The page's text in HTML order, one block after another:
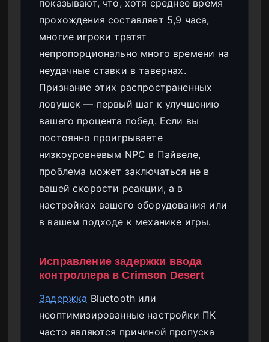
показывают, что, хотя среднее время
прохождения составляет 5,9 часа,
многие игроки тратят
непропорционально много времени на
неудачные ставки в тавернах.
Признание этих распространенных
ловушек — первый шаг к улучшению
вашего процента побед. Если вы
постоянно проигрываете
низкоуровневым NPC в Пайвеле,
проблема может заключаться не в
вашей скорости реакции, а в
настройках вашего оборудования или
в вашем подходе к механике игры.
Исправление задержки ввода
контроллера в Crimson Desert
Задержка Bluetooth или
неоптимизированные настройки ПК
часто являются причиной пропуска